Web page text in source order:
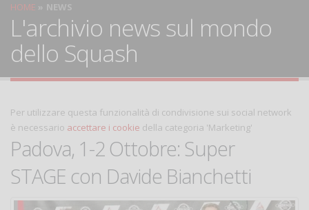
HOME NEWS
L'archivio news sul mondo
dello Squash
Per utilizzare questa funzionalità di condivisione sui social network
è necessario accettare i cookie della categoria 'Marketing'
Padova, 1-2 Ottobre: Super
STAGE con Davide Bianchetti